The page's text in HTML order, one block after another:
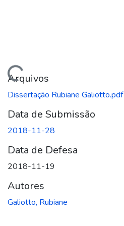
Arquivos
Dissertação Rubiane Galiotto.pdf
Data de Submissão
2018-11-28
Data de Defesa
2018-11-19
Autores
Galiotto, Rubiane